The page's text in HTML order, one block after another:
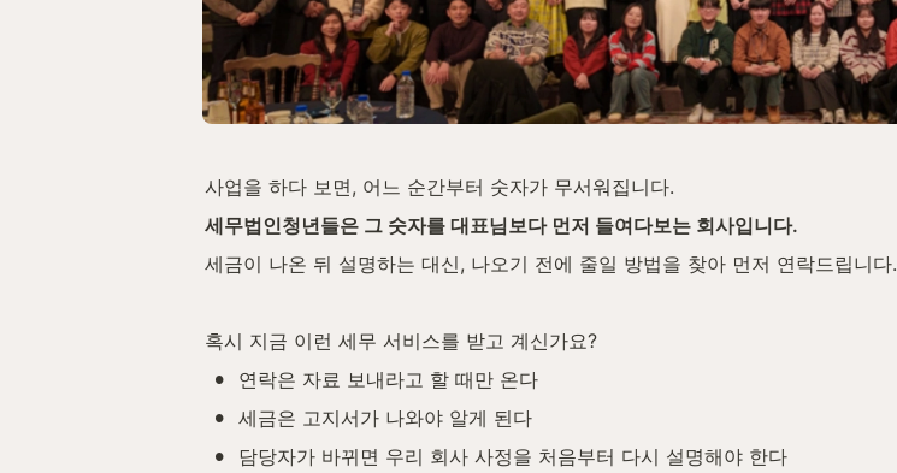
사업을 하다 보면, 어느 순간부터 숫자가 무서워집니다.
세무법인청년들은 그 숫자를 대표님보다 먼저 들여다보는 회사입니다.
세금이 나온 뒤 설명하는 대신, 나오기 전에 줄일 방법을 찾아 먼저 연락드립니다.
혹시 지금 이런 세무 서비스를 받고 계신가요?
• 연락은 자료 보내라고 할 때만 온다
• 세금은 고지서가 나와야 알게 된다
•
담당자가 바뀌면 우리 회사 사정을 처음부터 다시 설명해야 한다